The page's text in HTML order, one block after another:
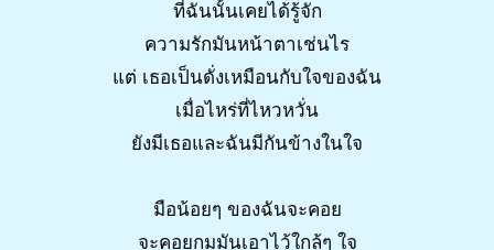
ที่ฉันนั้นเคยได้รู้จัก
ความรักมันหน้าตาเช่นไร
แต่ เธอเป็นดั่งเหมือนกับใจของฉัน
เมื่อไหร่ที่ไหวหวั่น
ยังมีเธอและฉันมีกันข้างในใจ
มือน้อยๆ ของฉันจะคอย
จะคอยกุมมันเอาไว้ใกล้ๆ ใจ